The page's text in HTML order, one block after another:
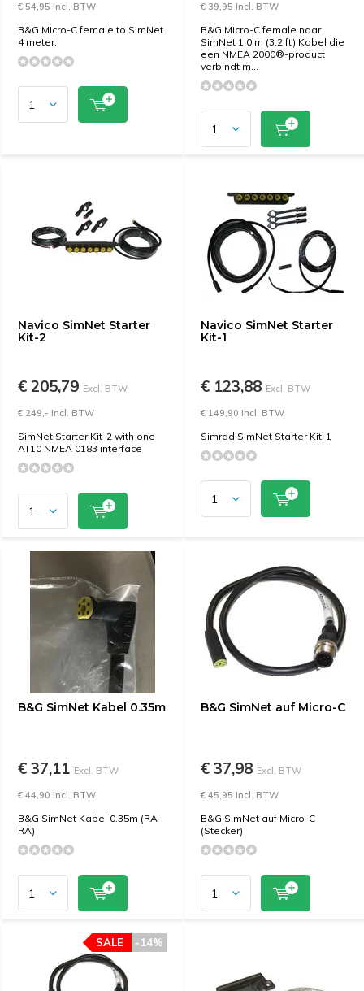
€ 54,95 Incl. BTW
B&G Micro-C female to SimNet
4 meter.
€ 39,95 Incl. BTW
B&G Micro-C female naar
SimNet 1,0 m (3,2 ft) Kabel die
een NMEA 2000®-product
verbindt m...
Navico SimNet Starter
Kit-2
€ 205,79 Excl. BTW
€ 249,- Incl. BTW
SimNet Starter Kit-2 with one
AT10 NMEA 0183 interface
Navico SimNet Starter
Kit-1
€ 123,88 Excl. BTW
€ 149,90 Incl. BTW
Simrad SimNet Starter Kit-1
B&G SimNet Kabel 0.35m
€ 37,11 Excl. BTW
€ 44,90 Incl. BTW
B&G SimNet Kabel 0.35m (RA-
RA)
B&G SimNet auf Micro-C
€ 37,98 Excl. BTW
€ 45,95 Incl. BTW
B&G SimNet auf Micro-C
(Stecker)
-14%
SALE